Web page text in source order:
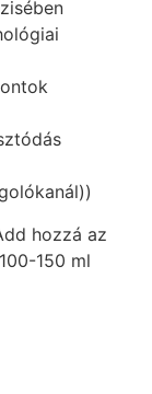
hozzá az
150 ml